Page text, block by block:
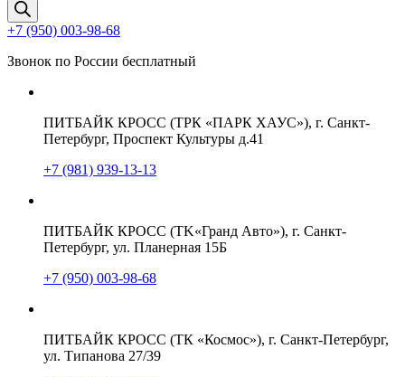
+7 (950) 003-98-68
Звонок по России бесплатный
ПИТБАЙК КРОСС (ТРК «ПАРК ХАУС»), г. Санкт-
Петербург, Проспект Культуры д.41
+7 (981) 939-13-13
ПИТБАЙК КРОСС (TK«Гранд Авто»), г. Санкт-
Петербург, ул. Планерная 15Б
+7 (950) 003-98-68
ПИТБАЙК КРОСС (ТК «Космос»), г. Санкт-Петербург,
ул. Типанова 27/39